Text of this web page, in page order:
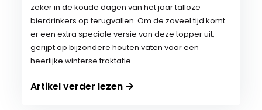
zeker in de koude dagen van het jaar talloze
bierdrinkers op terugvallen. Om de zoveel tijd komt
er een extra speciale versie van deze topper uit,
gerijpt op bijzondere houten vaten voor een
heerlijke winterse traktatie.
Artikel verder lezen